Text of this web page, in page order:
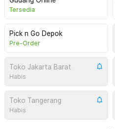
Tersedia
Pick n Go Depok
Pre-Order
Toko Jakarta Barat
Habis
Toko Tangerang
Habis